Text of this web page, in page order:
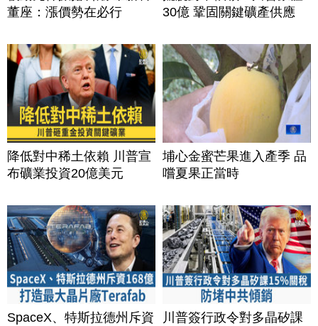
董座：漲價勢在必行
30億 鞏固關鍵礦產供應
降低對中稀土依賴 川普宣
布礦業投資20億美元
埔心金蜜芒果進入產季 品
嚐夏果正當時
SpaceX、特斯拉德州斥資
川普簽行政令對多晶矽課